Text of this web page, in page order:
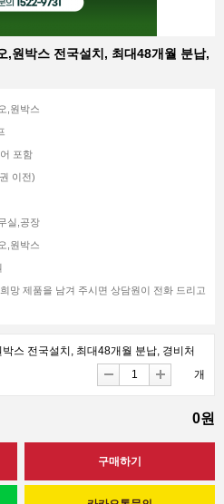
,원박스 전국설치, 최대48개월 분납,
,원박스
포함
이전)
실,공장
,원박스
망 제품을 남겨 주시면 상담원이 전화 드리고
스 전국설치, 최대48개월 분납, 경비처
개
0원